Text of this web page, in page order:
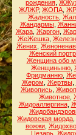
рождения
ЖЛЖР, ЖОПА
Жадность
Жандармы,
Жара, Жаргон,
ЖеЖешка,
Жених
Женский
Женщина обо
Женщиныню,
Фридманню
Жером Жертвы,
Живопись,
Животное,
Жидоаллергина,
Жидовская морда
вожжи,
Цезарь,